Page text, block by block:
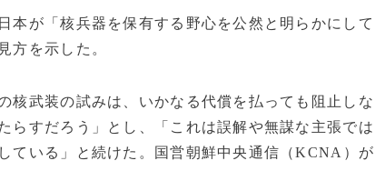
本が「核兵器を保有する野心を公然と明らかにして
方を示した。
核武装の試みは、いかなる代償を払っても阻止しな
らすだろう」とし、「これは誤解や無謀な主張では
ている」と続けた。国営朝鮮中央通信（KCNA）が